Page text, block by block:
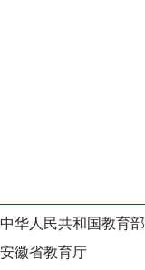
中华人民共和国教育部
安徽省教育厅